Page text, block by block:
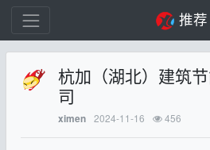
推荐
杭加（湖北）建筑
司
ximen 2024-11-16 456